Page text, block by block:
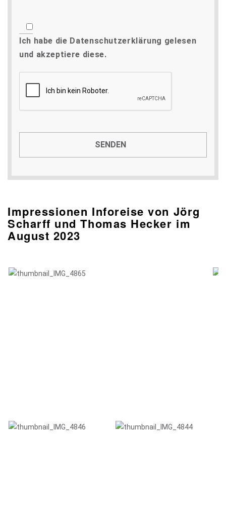
Ich habe die Datenschutzerklärung gelesen
und akzeptiere diese.
Impressionen Inforeise von Jörg
Scharff und Thomas Hecker im
August 2023